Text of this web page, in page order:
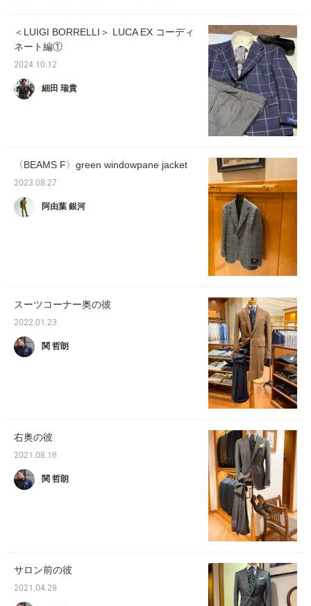
＜LUIGI BORRELLI＞ LUCA EX コーディ
ネート編①
2024.10.12
細田 瑞貴
〈BEAMS F〉green windowpane jacket
2023.08.27
阿由葉 銀河
スーツコーナー奥の彼
2022.01.23
関 哲朗
右奥の彼
2021.08.16
関 哲朗
サロン前の彼
2021.04.29